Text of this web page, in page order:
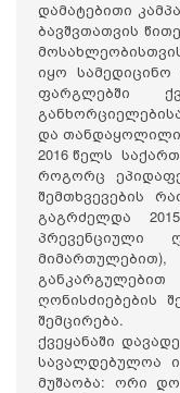
დამატებითი
ბავშვთათვის
იყო სამედიცინო
ფარგლებში
და თანდაყოლილი
2016 წელს
როგორც
შემთხვევების
გაგრძელდა
პრევენციული
ღონისძიებების
შემცირება.
ქვეყანაში
სავალდებულოა
მუშაობა: ორი